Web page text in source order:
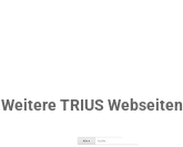
Weitere TRIUS